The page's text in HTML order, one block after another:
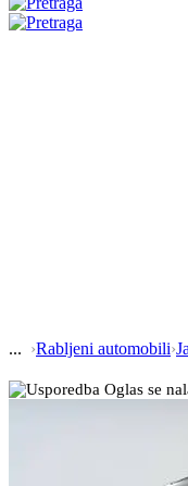
›Rabljeni automobili›
Oglas se